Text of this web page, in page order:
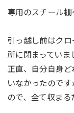
専用のスチール棚
引っ越し前はク
所に閉まっていま
正直、自分自身
いなかったので
ので、全て収まる